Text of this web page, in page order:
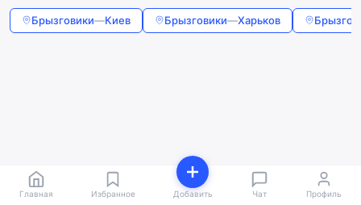
Брызговики—Киев Брызговики—Харьков
Главная Избранное Добавить Чат Профиль